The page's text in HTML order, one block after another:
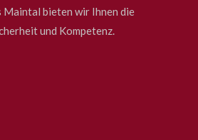
Maintal bieten wir Ihnen die
und Kompetenz.